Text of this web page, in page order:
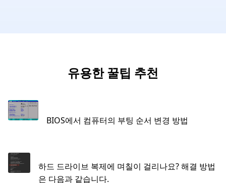
유용한 꿀팁 추천
BIOS에서 컴퓨터의 부팅 순서 변경 방법
하드 드라이브 복제에 며칠이 걸리나요? 해결 방법
은 다음과 같습니다.